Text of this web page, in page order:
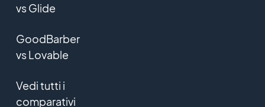
vs Glide
GoodBarber
vs Lovable
Vedi tutti i
comparativi